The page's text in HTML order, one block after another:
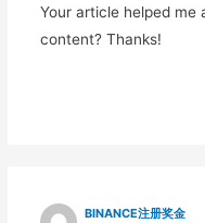
Your article helped me
content? Thanks!
BINANCE注册奖金